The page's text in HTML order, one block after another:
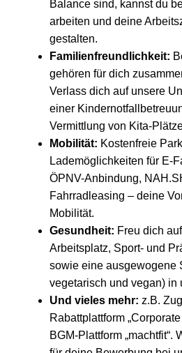
Balance sind, kannst du
arbeiten und deine
gestalten.
Familienfreundlichkeit:
gehören für dich
Verlass dich auf unsere
einer
Vermittlung von Kita-
Mobilität: Kostenfreie
Lademöglichkeiten für E-
ÖPNV-Anbindung,
Fahrradleasing – deine
Mobilität.
Gesundheit: Freu dich
Arbeitsplatz, Sport- und
sowie eine ausgewogene
vegetarisch und vegan) in
Und vieles mehr: z.B.
Rabattplattform
BGM-Plattform „machtfit“.